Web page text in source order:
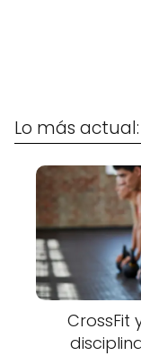
Lo más actual:
CrossFit